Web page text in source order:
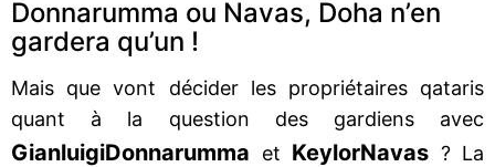
Donnarumma ou Navas, Doha n’en
gardera qu’un !
Mais que vont décider les propriétaires qataris
quant à la question des gardiens avec
GianluigiDonnarumma et KeylorNavas ? La